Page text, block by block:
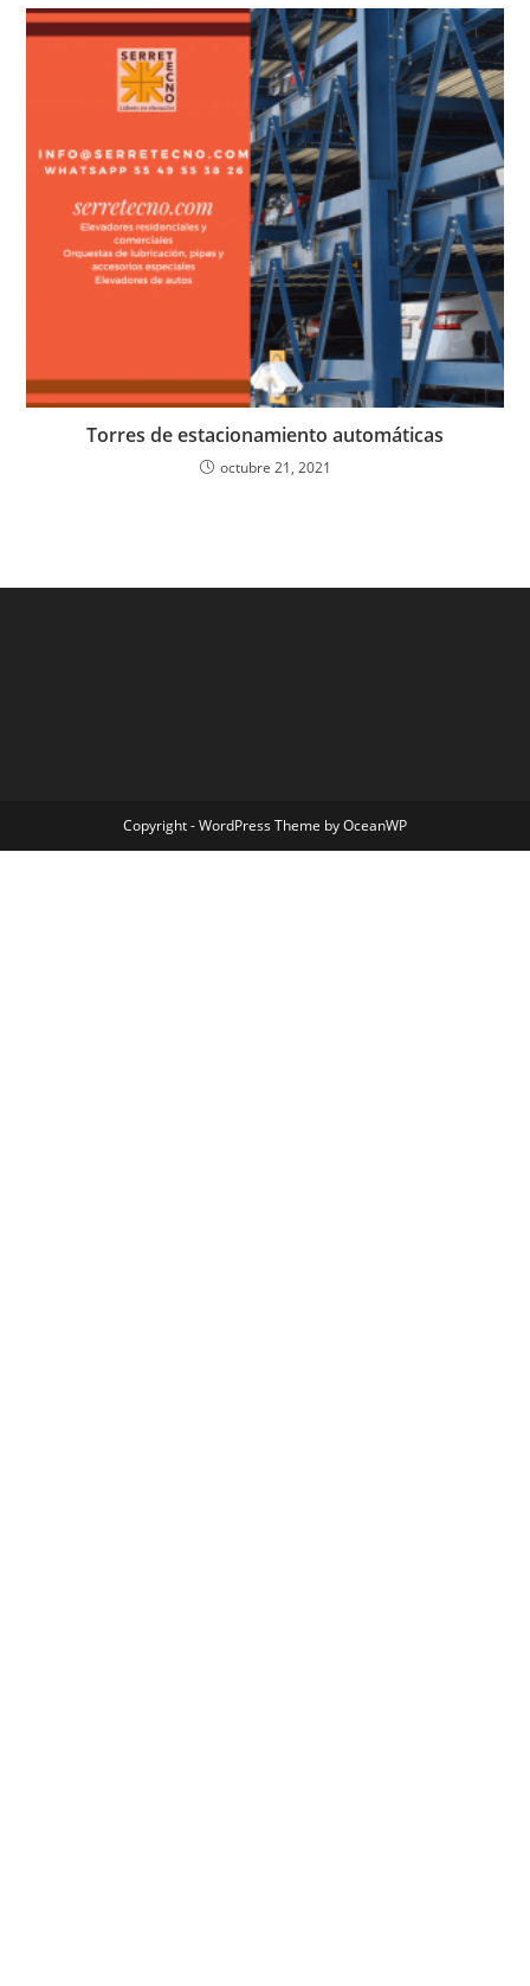
Torres de estacionamiento automáticas
octubre 21, 2021
Copyright - WordPress Theme by OceanWP